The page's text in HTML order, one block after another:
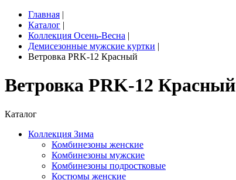
Главная |
Каталог |
Коллекция Осень-Весна |
Демисезонные мужские куртки |
Ветровка PRK-12 Красный
Ветровка PRK-12 Красный
Каталог
Коллекция Зима
Комбинезоны женские
Комбинезоны мужские
Комбинезоны подростковые
Костюмы женские